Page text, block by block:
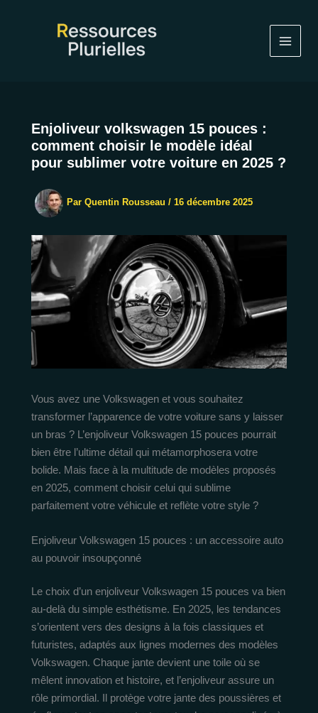
Enjoliveur volkswagen 15 pouces :
comment choisir le modèle idéal
pour sublimer votre voiture en 2025 ?
Par Quentin Rousseau / 16 décembre 2025
Vous avez une Volkswagen et vous souhaitez
transformer l’apparence de votre voiture sans y laisser
un bras ? L’enjoliveur Volkswagen 15 pouces pourrait
bien être l’ultime détail qui métamorphosera votre
bolide. Mais face à la multitude de modèles proposés
en 2025, comment choisir celui qui sublime
parfaitement votre véhicule et reflète votre style ?
Enjoliveur Volkswagen 15 pouces : un accessoire auto
au pouvoir insoupçonné
Le choix d’un enjoliveur Volkswagen 15 pouces va bien
au-delà du simple esthétisme. En 2025, les tendances
s’orientent vers des designs à la fois classiques et
futuristes, adaptés aux lignes modernes des modèles
Volkswagen. Chaque jante devient une toile où se
mêlent innovation et histoire, et l’enjoliveur assure un
rôle primordial. Il protège votre jante des poussières et